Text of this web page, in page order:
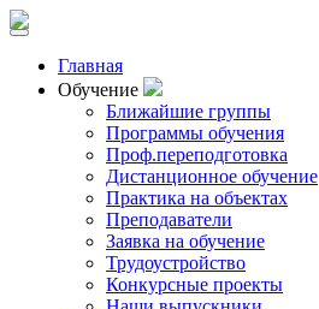
Главная
Обучение
Ближайшие группы
Программы обучения
Проф.переподготовка
Дистанционное обучение
Практика на объектах
Преподаватели
Заявка на обучение
Трудоустройство
Конкурсные проекты